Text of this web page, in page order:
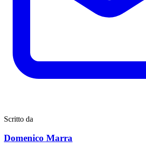
Scritto da
Domenico Marra